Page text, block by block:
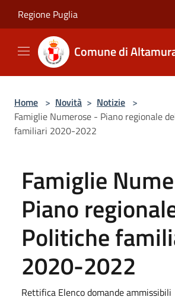
Regione Puglia
Comune di
Home > Novità > Notizie >
Famiglie Numerose - Piano regionale
familiari 2020-2022
Famiglie
Piano
Politiche
2020-2022
Rettifica Elenco domande ammissibili